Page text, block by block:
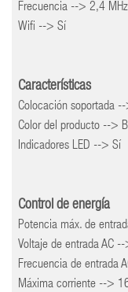
Frecuencia --> 2,4 MHz
Wifi --> Sí
Características
Colocación soportada
Color del producto -->
Indicadores LED --> Sí
Control de energía
Potencia máx. de
Voltaje de entrada AC
Frecuencia de entrada
Máxima corriente -->